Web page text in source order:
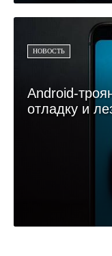
НОВОСТЬ
Android-
отладку и